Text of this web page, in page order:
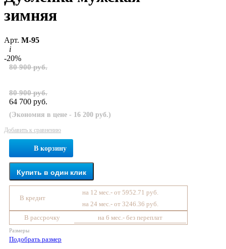
зимняя
Арт. М-95
i
-20%
80 900 руб.
80 900 руб.
64 700 руб.
(Экономия в цене - 16 200 руб.)
Добавить к сравнению
В корзину
Купить в один клик
В кредит
на 12 мес.- от 5952.71 руб.
на 24 мес.- от 3246.36 руб.
В рассрочку
на 6 мес.- без переплат
Размеры
Подобрать размер